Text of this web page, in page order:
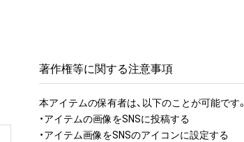
著作権等に関する注意事項
本アイテムの保有者は、以下のことが可能です。
・アイテムの画像をSNSに投稿する
・アイテム画像をSNSのアイコンに設定する